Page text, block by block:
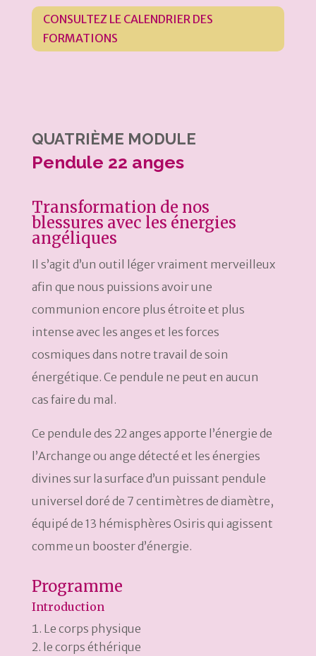
CONSULTEZ LE CALENDRIER DES
FORMATIONS
QUATRIÈME MODULE
Pendule 22 anges
Transformation de nos
blessures avec les énergies
angéliques
Il s’agit d’un outil léger vraiment merveilleux
afin que nous puissions avoir une
communion encore plus étroite et plus
intense avec les anges et les forces
cosmiques dans notre travail de soin
énergétique. Ce pendule ne peut en aucun
cas faire du mal.
Ce pendule des 22 anges apporte l’énergie de
l’Archange ou ange détecté et les énergies
divines sur la surface d’un puissant pendule
universel doré de 7 centimètres de diamètre,
équipé de 13 hémisphères Osiris qui agissent
comme un booster d’énergie.
Programme
Introduction
Le corps physique
le corps éthérique